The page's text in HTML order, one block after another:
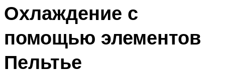
Охлаждение с
помощью элементов
Пельтье